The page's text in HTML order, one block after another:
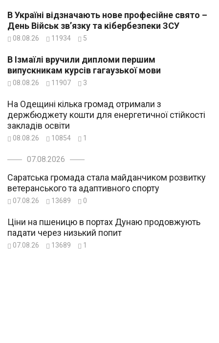
В Україні відзначають нове професійне свято –
День Військ зв’язку та кібербезпеки ЗСУ
08.08.26 11934 5
В Ізмаїлі вручили дипломи першим
випускникам курсів гагаузької мови
08.08.26 11907 3
На Одещині кілька громад отримали з
держбюджету кошти для енергетичної стійкості
закладів освіти
08.08.26 10854 1
07.08.2026
Саратська громада стала майданчиком розвитку
ветеранського та адаптивного спорту
07.08.26 13689 0
Ціни на пшеницю в портах Дунаю продовжують
падати через низький попит
07.08.26 13689 1